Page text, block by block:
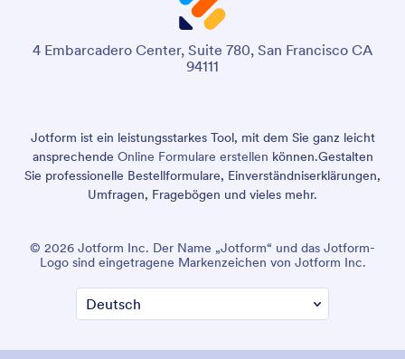
4 Embarcadero Center, Suite 780, San Francisco CA
94111
Jotform ist ein leistungsstarkes Tool, mit dem Sie ganz leicht
ansprechende Online Formulare erstellen können.Gestalten
Sie professionelle Bestellformulare, Einverständniserklärungen,
Umfragen, Fragebögen und vieles mehr.
© 2026 Jotform Inc. Der Name „Jotform“ und das Jotform-
Logo sind eingetragene Markenzeichen von Jotform Inc.